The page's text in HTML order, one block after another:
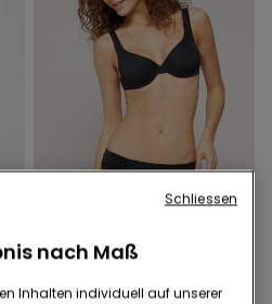
1 Farbe
nach Maß
Inhalten individuell auf unserer
Schliessen